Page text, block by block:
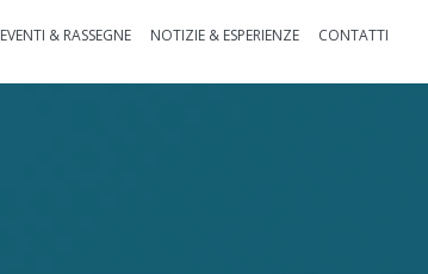
EVENTI & RASSEGNE NOTIZIE & ESPERIENZE CONTATTI